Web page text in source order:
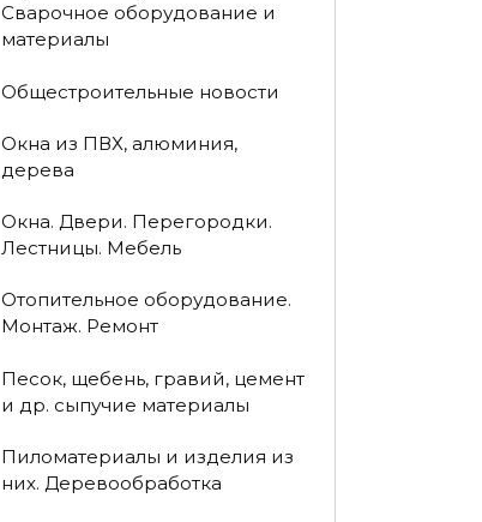
Сварочное оборудование и
материалы
Общестроительные новости
Окна из ПВХ, алюминия,
дерева
Окна. Двери. Перегородки.
Лестницы. Мебель
Отопительное оборудование.
Монтаж. Ремонт
Песок, щебень, гравий, цемент
и др. сыпучие материалы
Пиломатериалы и изделия из
них. Деревообработка